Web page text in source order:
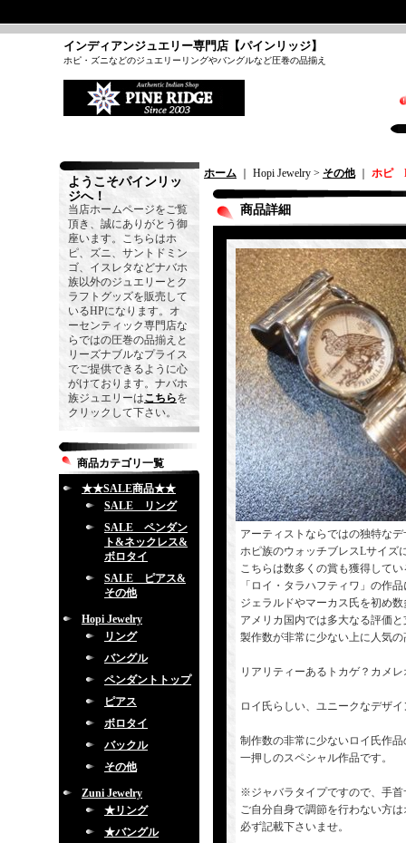
インディアンジュエリー専門店【パインリッジ】
ホピ・ズニなどのジュエリーリングやバングルなど圧巻の品揃え
ようこそパインリッ
ジへ！
当店ホームページをご覧
頂き、誠にありがとう御
座います。こちらはホ
ピ、ズニ、サントドミン
ゴ、イスレタなどナバホ
族以外のジュエリーとク
ラフトグッズを販売して
いるHPになります。オ
ーセンティック専門店な
らではの圧巻の品揃えと
リーズナブルなプライス
でご提供できるように心
がけております。ナバホ
族ジュエリーはこちらを
クリックして下さい。
商品カテゴリ一覧
★★SALE商品★★
SALE リング
SALE ペンダン
ト&ネックレス&
ボロタイ
SALE ピアス&
その他
Hopi Jewelry
リング
バングル
ペンダントトップ
ピアス
ボロタイ
バックル
その他
Zuni Jewelry
★リング
★バングル
ホーム ｜ Hopi Jewelry > その他｜ ホピ
商品詳細
アーティストならではの独特な
ホピ族のウォッチブレスLサイズ
こちらは数多くの賞も獲得して
「ロイ・タラハフティワ」の作
ジェラルドやマーカス氏を初め
アメリカ国内では多大なる評価
製作数が非常に少ない上に人気
リアリティーあるトカゲ？カメ
ロイ氏らしい、ユニークなデザ
制作数の非常に少ないロイ氏作
一押しのスペシャル作品です。
※ジャバラタイプですので、手
ご自分自身で調節を行わない方
必ず記載下さいませ。